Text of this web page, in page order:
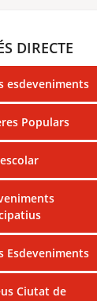
DIRECTE
esdeveniments
Populars
Esdeveniments
Ciutat de